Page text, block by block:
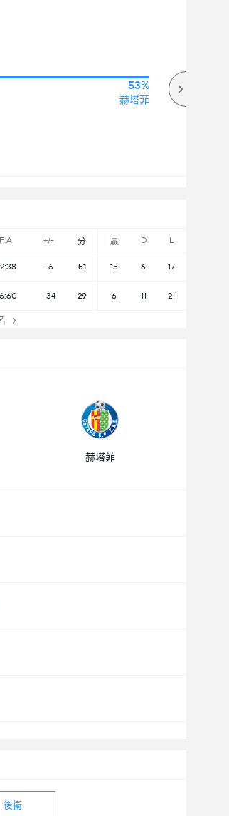
後衛
F:A +/- 分 贏 D L
-6 51 15 6 17
-34 29 6 11 21
53%
赫塔菲
赫塔菲